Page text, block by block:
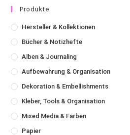
Produkte
Hersteller & Kollektionen
Bücher & Notizhefte
Alben & Journaling
Aufbewahrung & Organisation
Dekoration & Embellishments
Kleber, Tools & Organisation
Mixed Media & Farben
Papier